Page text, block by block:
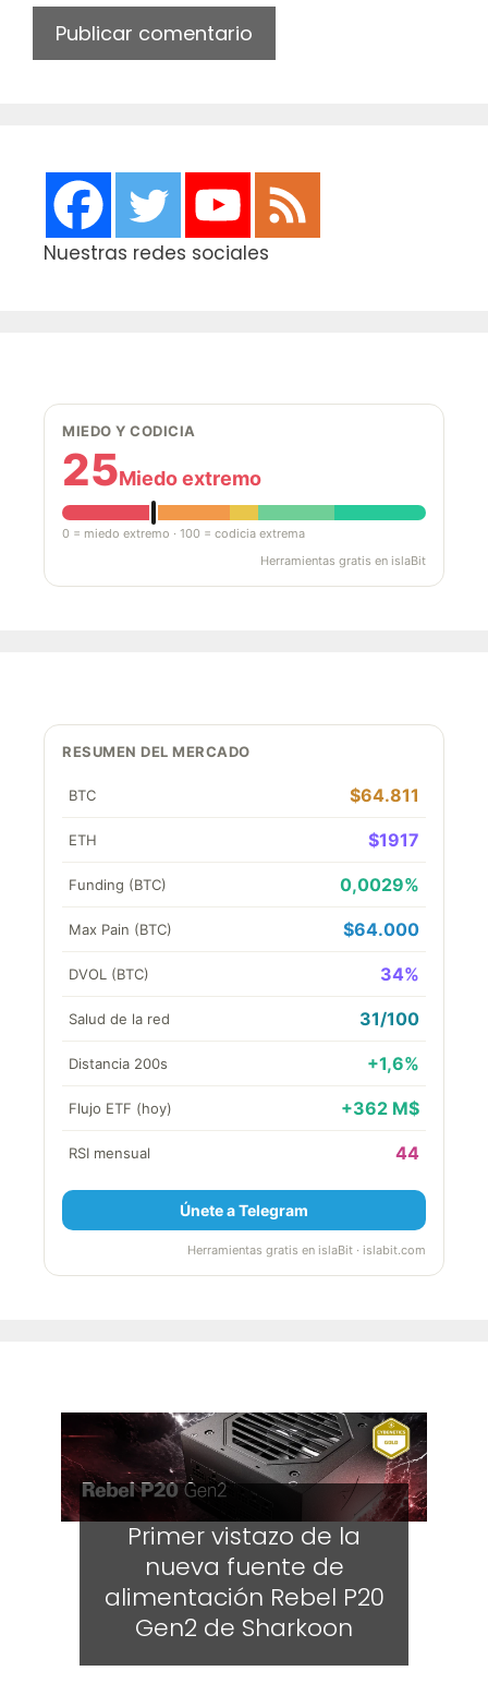
Web
Nuestras redes sociales
MIEDO Y CODICIA
25Miedo extremo
0 = miedo extremo · 100 = codicia extrema
Herramientas gratis en islaBit
RESUMEN DEL MERCADO
BTC $64.811
ETH $1917
Funding (BTC) 0,0029%
Max Pain (BTC) $64.000
DVOL (BTC) 34%
Salud de la red 31/100
Distancia 200s +1,6%
Flujo ETF (hoy) +362 M$
RSI mensual 44
Únete a Telegram
Herramientas gratis en islaBit · islabit.com
Primer vistazo de la
nueva fuente de
alimentación Rebel P20
Gen2 de Sharkoon